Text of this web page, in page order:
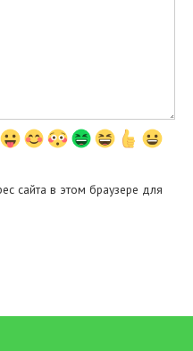
сайта в этом браузере для